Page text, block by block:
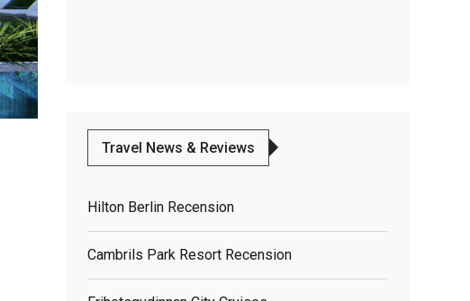
Travel News & Reviews
Hilton Berlin Recension
Cambrils Park Resort Recension